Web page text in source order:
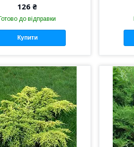
126 ₴
Готово до відправки
Купити